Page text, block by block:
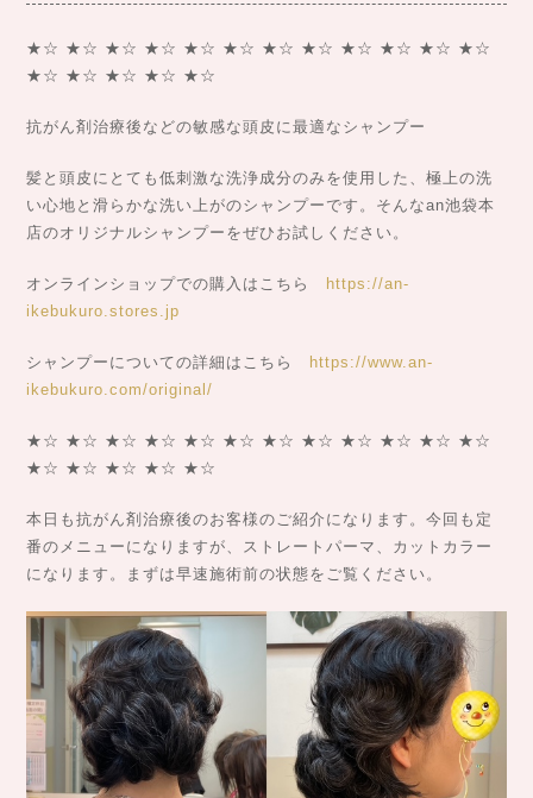
★☆ ★☆ ★☆ ★☆ ★☆ ★☆ ★☆ ★☆ ★☆ ★☆ ★☆ ★☆
★☆ ★☆ ★☆ ★☆ ★☆
抗がん剤治療後などの敏感な頭皮に最適なシャンプー
髪と頭皮にとても低刺激な洗浄成分のみを使用した、極上の洗
い心地と滑らかな洗い上がのシャンプーです。そんなan池袋本
店のオリジナルシャンプーをぜひお試しください。
オンラインショップでの購入はこちら
https://an-
ikebukuro.stores.jp
シャンプーについての詳細はこちら
https://www.an-
ikebukuro.com/original/
★☆ ★☆ ★☆ ★☆ ★☆ ★☆ ★☆ ★☆ ★☆ ★☆ ★☆ ★☆
★☆ ★☆ ★☆ ★☆ ★☆
本日も抗がん剤治療後のお客様のご紹介になります。今回も定
番のメニューになりますが、ストレートパーマ、カットカラー
になります。まずは早速施術前の状態をご覧ください。